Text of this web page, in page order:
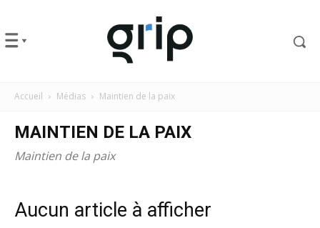
Accueil Médias Maintien de la paix
MAINTIEN DE LA PAIX
Maintien de la paix
Aucun article à afficher